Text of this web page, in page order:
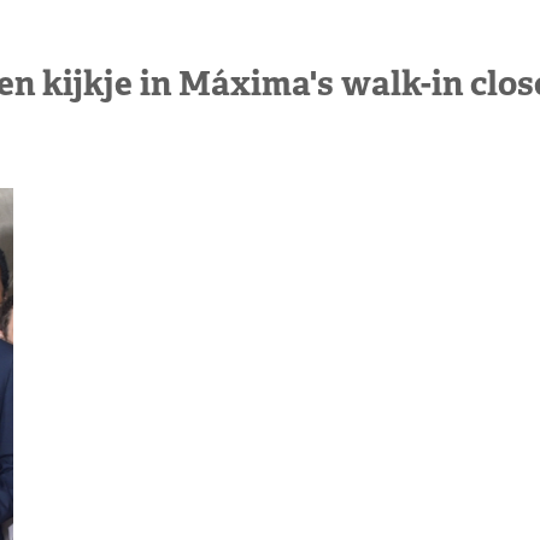
kijkje in Máxima's walk-in